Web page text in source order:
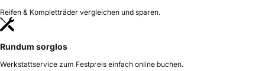
Reifen & Kompletträder vergleichen und sparen.
Rundum sorglos
Werkstattservice zum Festpreis einfach online buchen.